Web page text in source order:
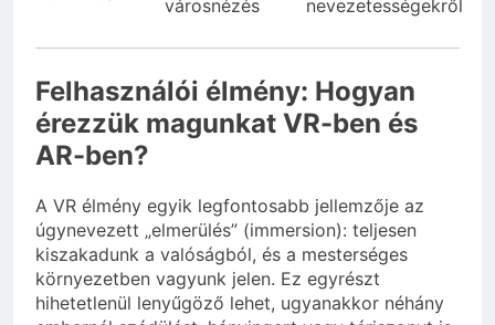
városnézés
nevezetességekről
Felhasználói élmény: Hogyan
érezzük magunkat VR-ben és
AR-ben?
A VR élmény egyik legfontosabb jellemzője az
úgynevezett „elmerülés” (immersion): teljesen
kiszakadunk a valóságból, és a mesterséges
környezetben vagyunk jelen. Ez egyrészt
hihetetlenül lenyűgöző lehet, ugyanakkor néhány